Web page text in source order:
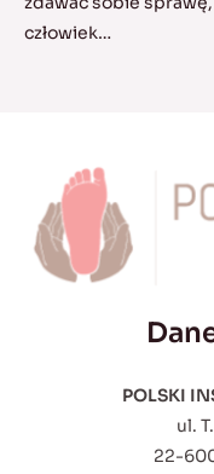
człowiek…
POLSKI
ul.
22-